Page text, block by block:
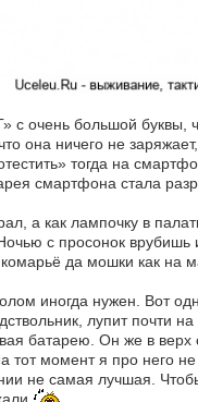
с очень большой буквы,
она ничего не
тогда на
смартфона стала
а как лампочку в
с просонок
да мошки как на
иногда нужен. Вот
лупит почти
батарею. Он же в верх
тот момент я про него
не самая лучшая.